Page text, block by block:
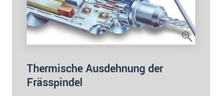
Thermische Ausdehnung der
Frässpindel